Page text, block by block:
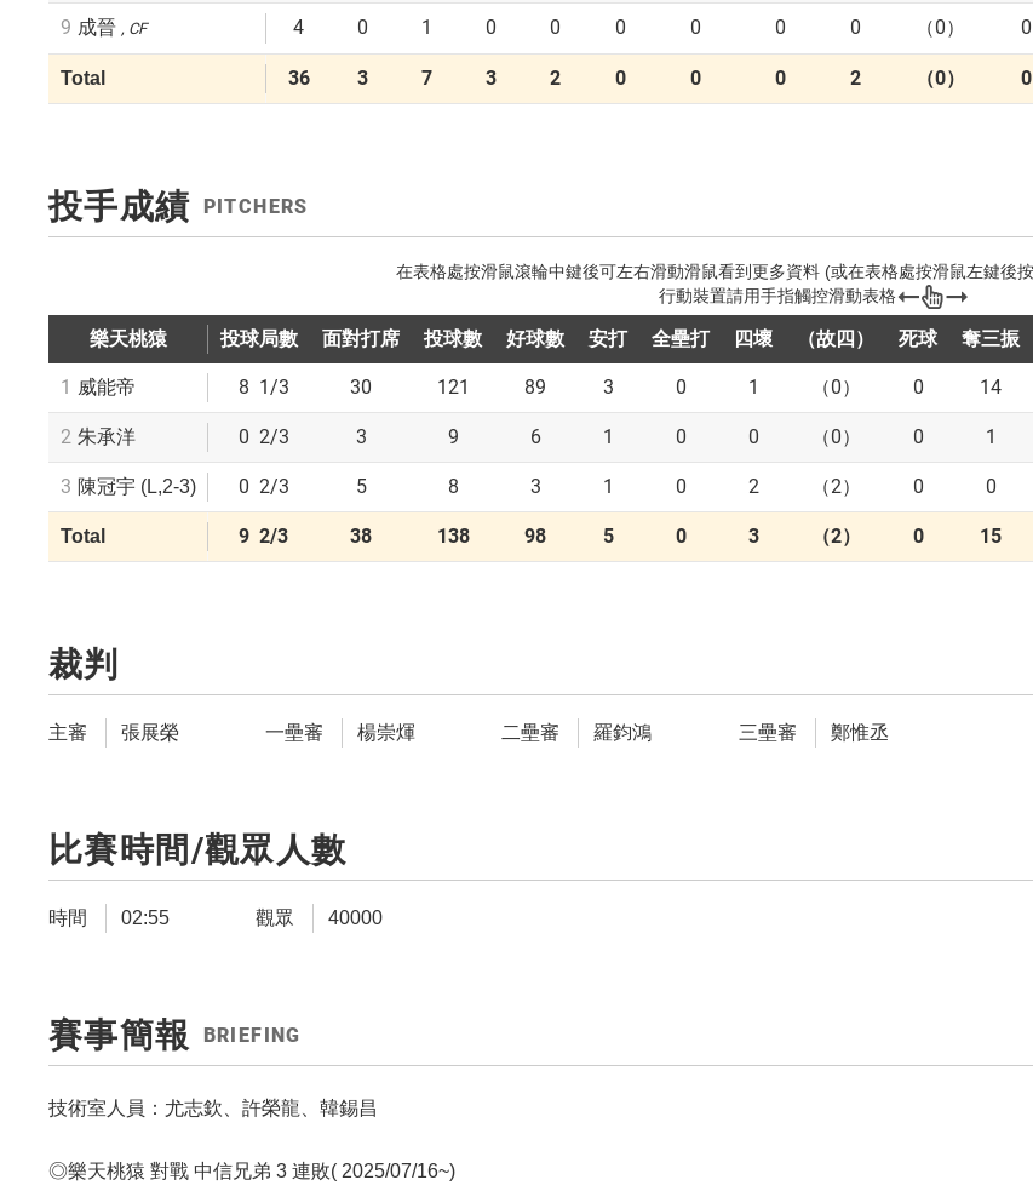
9 成晉 CF 4 0 1 0 0 0 0 0 0 （0） 0
Total 36 3 7 3 2 0 0 0 2 （0） 0
投手成績 PITCHERS
樂天桃猿 投球局數 面對打席 投球數 好球數 安打 全壘打 四壞 （故四） 死球 奪三振
1 威能帝 8 1/3 30 121 89 3 0 1 （0） 0 14
2 朱承洋 0 2/3 3 9 6 1 0 0 （0） 0 1
3 陳冠宇 (L,2-3) 0 2/3 5 8 3 1 0 2 （2） 0 0
Total 9 2/3 38 138 98 5 0 3 （2） 0 15
裁判
主審 張展榮 一壘審 楊崇煇 二壘審 羅鈞鴻 三壘審 鄭惟丞
比賽時間/觀眾人數
時間 02:55 觀眾 40000
賽事簡報 BRIEFING
技術室人員： 尤志欽 、許榮龍、韓錫昌
◎樂天桃猿 對戰 中信兄弟 3 連敗( 2025/07/16~)